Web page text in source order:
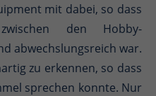
mit dabei, so dass
den Hobby-
abwechslungsreich war.
zu erkennen, so dass
sprechen konnte. Nur